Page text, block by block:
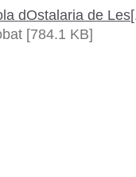
dOstalaria de
[784.1 KB]